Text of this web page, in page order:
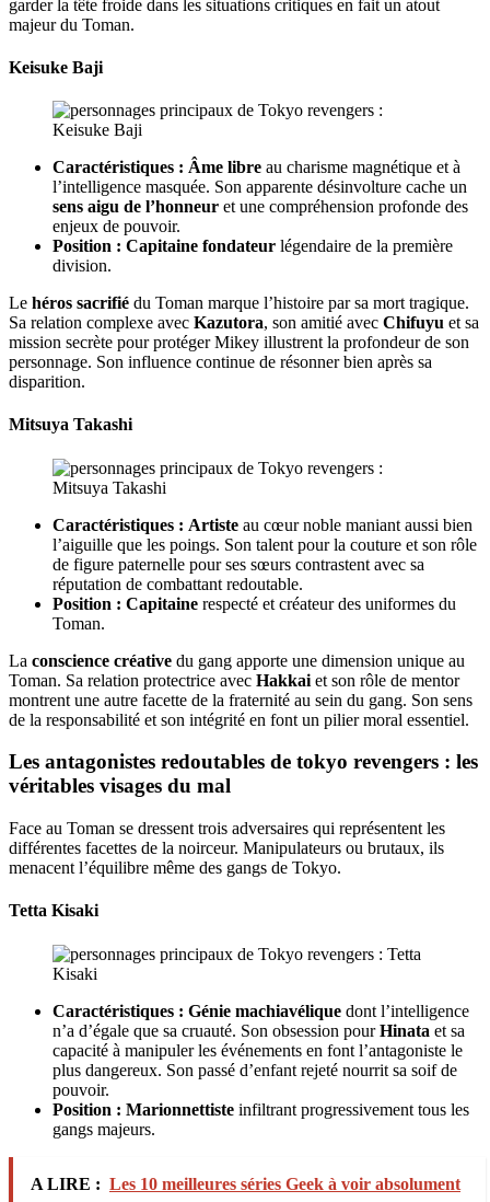
garder la tête froide dans les situations critiques en fait un atout
majeur du Toman.
Keisuke Baji
Caractéristiques : Âme libre au charisme magnétique et à
l’intelligence masquée. Son apparente désinvolture cache un
sens aigu de l’honneur et une compréhension profonde des
enjeux de pouvoir.
Position : Capitaine fondateur légendaire de la première
division.
Le héros sacrifié du Toman marque l’histoire par sa mort tragique.
Sa relation complexe avec Kazutora, son amitié avec Chifuyu et sa
mission secrète pour protéger Mikey illustrent la profondeur de son
personnage. Son influence continue de résonner bien après sa
disparition.
Mitsuya Takashi
Caractéristiques : Artiste au cœur noble maniant aussi bien
l’aiguille que les poings. Son talent pour la couture et son rôle
de figure paternelle pour ses sœurs contrastent avec sa
réputation de combattant redoutable.
Position : Capitaine respecté et créateur des uniformes du
Toman.
La conscience créative du gang apporte une dimension unique au
Toman. Sa relation protectrice avec Hakkai et son rôle de mentor
montrent une autre facette de la fraternité au sein du gang. Son sens
de la responsabilité et son intégrité en font un pilier moral essentiel.
Les antagonistes redoutables de tokyo revengers : les
véritables visages du mal
Face au Toman se dressent trois adversaires qui représentent les
différentes facettes de la noirceur. Manipulateurs ou brutaux, ils
menacent l’équilibre même des gangs de Tokyo.
Tetta Kisaki
Caractéristiques : Génie machiavélique dont l’intelligence
n’a d’égale que sa cruauté. Son obsession pourHinata et sa
capacité à manipuler les événements en font l’antagoniste le
plus dangereux. Son passé d’enfant rejeté nourrit sa soif de
pouvoir.
Position : Marionnettiste infiltrant progressivement tous les
gangs majeurs.
A LIRE : Les 10 meilleures séries Geek à voir absolument